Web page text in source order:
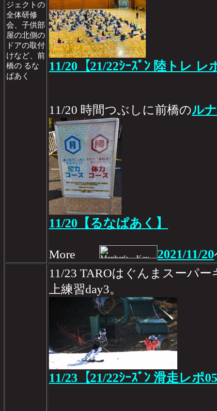
ジェクトの
全体研修
会、子供部
屋の北側の
ドアの取付
けなど、前
橋の るな
ぱあく
11/20【21/22ｼｰｽﾞﾝ 陸トレ レ
11/20 時間つぶしに前橋のル
11/20【るなぱあく】
More 2021/11/20
11/23 TAROはぐんまスーパ
上練習day3。
11/23【21/22ｼｰｽﾞﾝ 滑走レポ